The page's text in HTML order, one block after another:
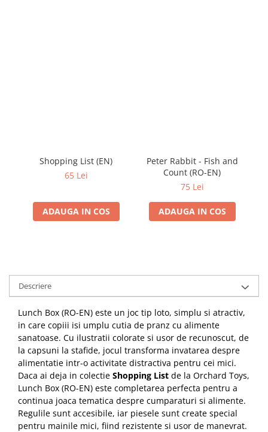
Shopping List (EN)
65 Lei
ADAUGA IN COS
Peter Rabbit - Fish and
Count (RO-EN)
75 Lei
ADAUGA IN COS
Descriere
Lunch Box (RO-EN) este un joc tip loto, simplu si atractiv,
in care copiii isi umplu cutia de pranz cu alimente
sanatoase. Cu ilustratii colorate si usor de recunoscut, de
la capsuni la stafide, jocul transforma invatarea despre
alimentatie intr-o activitate distractiva pentru cei mici.
Daca ai deja in colectie Shopping List de la Orchard Toys,
Lunch Box (RO-EN) este completarea perfecta pentru a
continua joaca tematica despre cumparaturi si alimente.
Regulile sunt accesibile, iar piesele sunt create special
pentru mainile mici, fiind rezistente si usor de manevrat.